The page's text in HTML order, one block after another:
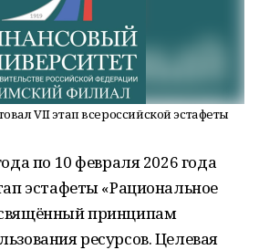
VII этап всероссийской эстафеты
по 10 февраля 2026 года
эстафеты «Рациональное
принципам
ресурсов. Целевая